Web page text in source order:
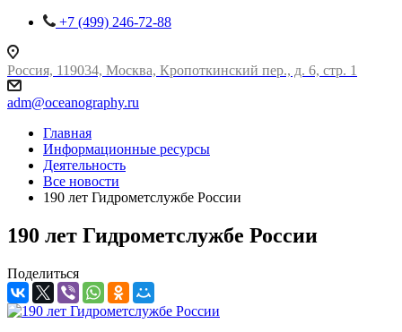
+7 (499) 246-72-88
Россия, 119034, Москва, Кропоткинский пер., д. 6, стр. 1
adm@oceanography.ru
Главная
Информационные ресурсы
Деятельность
Все новости
190 лет Гидрометслужбе России
190 лет Гидрометслужбе России
Поделиться